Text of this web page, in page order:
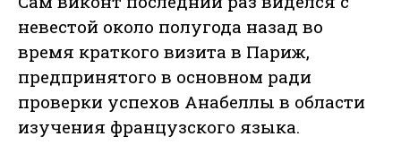
невестой около полугода назад во
время краткого визита в Париж,
предпринятого в основном ради
проверки успехов Анабеллы в области
изучения французского языка.